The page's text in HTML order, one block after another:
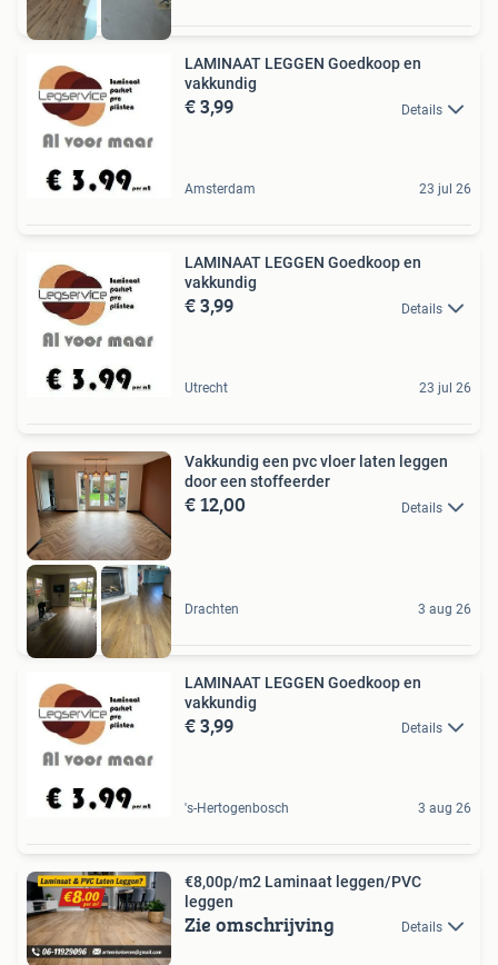
LAMINAAT LEGGEN Goedkoop en
vakkundig
€ 3,99 Details
Amsterdam 23 jul 26
LAMINAAT LEGGEN Goedkoop en
vakkundig
€ 3,99 Details
Utrecht 23 jul 26
Vakkundig een pvc vloer laten leggen
door een stoffeerder
€ 12,00 Details
Drachten 3 aug 26
LAMINAAT LEGGEN Goedkoop en
vakkundig
€ 3,99 Details
's-Hertogenbosch 3 aug 26
€8,00p/m2 Laminaat leggen/PVC
leggen
Zie omschrijving Details